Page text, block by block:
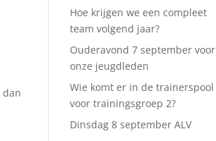
dan
Hoe krijgen we een compleet
team volgend jaar?
Ouderavond 7 september voor
onze jeugdleden
Wie komt er in de trainerspool
voor trainingsgroep 2?
Dinsdag 8 september ALV